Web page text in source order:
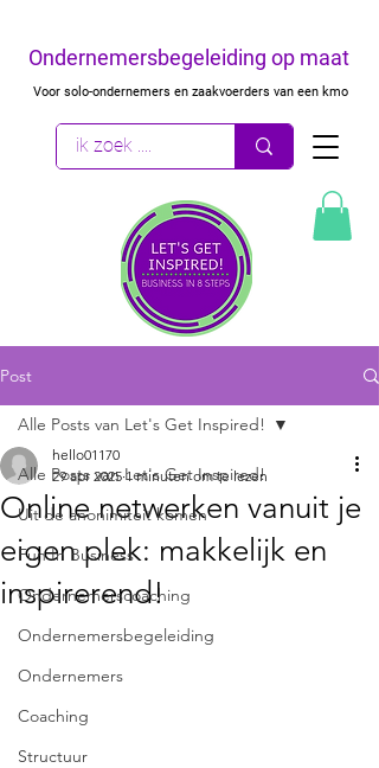
Ondernemersbegeleiding op maat
Voor solo-ondernemers en zaakvoerders van een kmo
Post
Alle Posts van Let's Get Inspired!
Uit de anonimiteit komen
Fun In Business
Ondernemerscoaching
Ondernemersbegeleiding
Ondernemers
Coaching
Structuur
Alle Posts van Let's Get Inspired!
Online netwerken vanuit je
eigen plek: makkelijk en
inspirerend!
hello01170
29 apr 2025 1 minuten om te lezen